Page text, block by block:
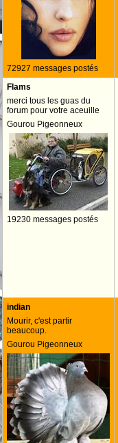
72927 messages postés
Flams
merci tous les guas du
forum pour votre aceuille
Gourou Pigeonneux
19230 messages postés
indian
Mourir, c'est partir
beaucoup.
Gourou Pigeonneux